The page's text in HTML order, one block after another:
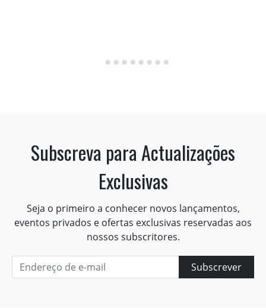
Subscreva para Actualizações
Exclusivas
Seja o primeiro a conhecer novos lançamentos,
eventos privados e ofertas exclusivas reservadas aos
nossos subscritores.
Subscrever